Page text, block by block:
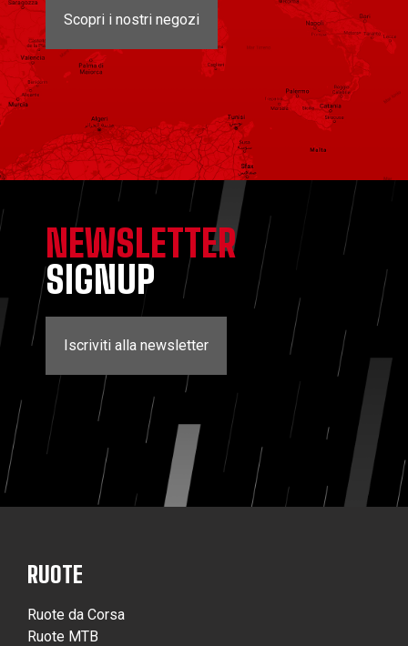
Scopri i nostri negozi
NEWSLETTER
SIGNUP
Iscriviti alla newsletter
RUOTE
Ruote da Corsa
Ruote MTB